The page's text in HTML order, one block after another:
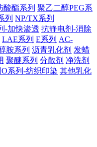
酸酯系列 聚乙二醇PEG系
列 NP/TX系列
-加快渗透 抗静电剂-消除
LAE系列 E系列 AC-
胺系列 沥青乳化剂 发蜡
聚醚系列 分散剂 净洗剂
系列-纺织印染 其他乳化